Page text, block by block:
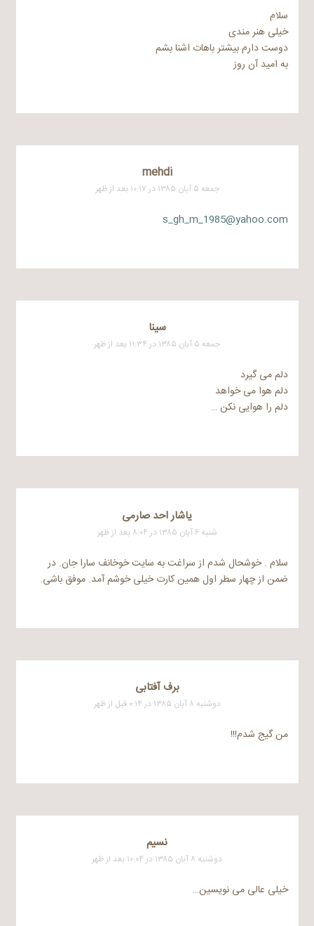
سلام
خیلی هنر مندی
دوست دارم بیشتر باهات اشنا بشم
به امید آن روز
mehdi
جمعه ۵ آبان ۱۳۸۵ در ۱۰:۱۷ بعد از ظهر
s_gh_m_1985@yahoo.com
سینا
جمعه ۵ آبان ۱۳۸۵ در ۱۱:۳۴ بعد از ظهر
دلم می گیرد
دلم هوا می خواهد
دلم را هوایی نکن …
ياشار احد صارمی
شنبه ۶ آبان ۱۳۸۵ در ۸:۰۴ بعد از ظهر
سلام . خوشحال شدم از سراغت به سایت خوخانف سارا جان. در
ضمن از چهار سطر اول همین کارت خیلی خوشم آمد. موفق باشی.
برف آفتابی
دوشنبه ۸ آبان ۱۳۸۵ در ۰:۱۴ قبل از ظهر
من گیج شدم!!!
نسيم
دوشنبه ۸ آبان ۱۳۸۵ در ۱۰:۰۴ بعد از ظهر
خیلی عالی می نویسین…